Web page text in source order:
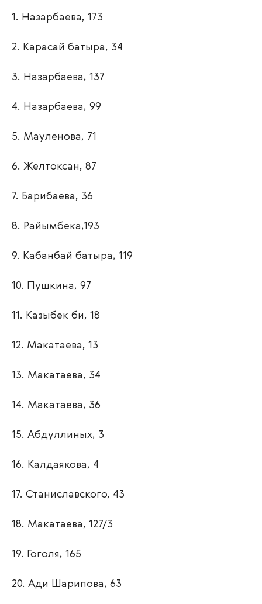
1. Назарбаева, 173
2. Карасай батыра, 34
3. Назарбаева, 137
4. Назарбаева, 99
5. Мауленова, 71
6. Желтоксан, 87
7. Барибаева, 36
8. Райымбека,193
9. Кабанбай батыра, 119
10. Пушкина, 97
11. Казыбек би, 18
12. Макатаева, 13
13. Макатаева, 34
14. Макатаева, 36
15. Абдуллиных, 3
16. Калдаякова, 4
17. Станиславского, 43
18. Макатаева, 127/3
19. Гоголя, 165
20. Ади Шарипова, 63